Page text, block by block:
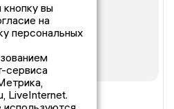
вы
на
персональных
сервиса
LiveInternet.